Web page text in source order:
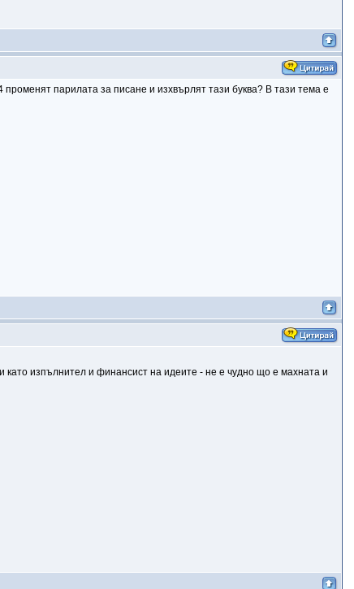
парилата за писане и изхвърлят тази буква? В тази тема е
като изпълнител и финансист на идеите - не е чудно що е махната и